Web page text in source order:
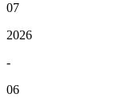
07
2026
-
06